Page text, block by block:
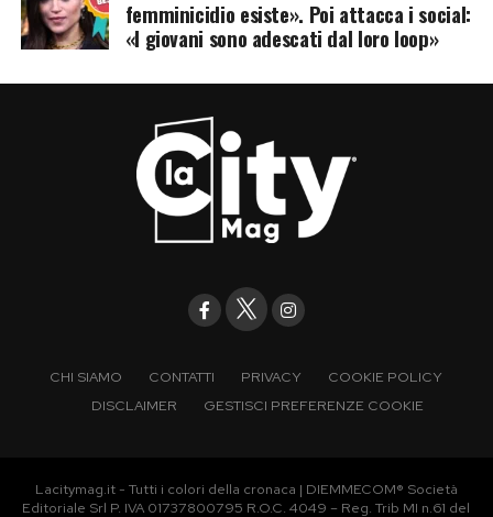
femminicidio esiste». Poi attacca i social:
«I giovani sono adescati dal loro loop»
CHI SIAMO CONTATTI PRIVACY
COOKIE POLICY
DISCLAIMER
GESTISCI PREFERENZE COOKIE
Lacitymag.it - Tutti i colori della cronaca | DIEMMECOM® Società
Editoriale Srl P. IVA 01737800795 R.O.C. 4049 – Reg. Trib MI n.61 del